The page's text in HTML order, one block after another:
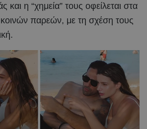
και η “χημεία” τους οφείλεται στα
κοινών παρεών, με τη σχέση τους